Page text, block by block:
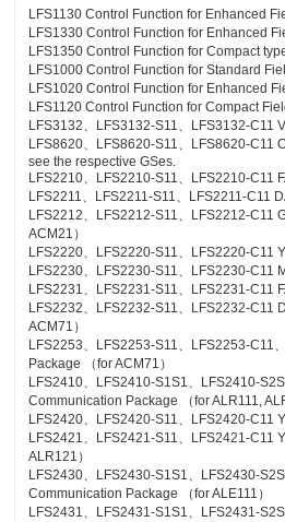
LFS1130 Control Function for Enhanced
LFS1330 Control Function for Enhanced
LFS1350 Control Function for Compact
LFS1000 Control Function for Standard
LFS1020 Control Function for Enhanced
LFS1120 Control Function for Compact
LFS3132、LFS3132-S11、LFS3132-C11
LFS8620、LFS8620-S11、LFS8620-C11
see the respective GSes.
LFS2210、LFS2210-S11、LFS2210-C11
LFS2211、LFS2211-S11、LFS2211-C11
LFS2212、LFS2212-S11、LFS2212-C11
ACM21）
LFS2220、LFS2220-S11、LFS2220-C11
LFS2230、LFS2230-S11、LFS2230-C11
LFS2231、LFS2231-S11、LFS2231-C11
LFS2232、LFS2232-S11、LFS2232-C11
ACM71）
LFS2253、LFS2253-S11、LFS2253-C11
Package （for ACM71）
LFS2410、LFS2410-S1S1、LFS2410-
Communication Package （for ALR111,
LFS2420、LFS2420-S11、LFS2420-C11
LFS2421、LFS2421-S11、LFS2421-C11
ALR121）
LFS2430、LFS2430-S1S1、LFS2430-
Communication Package （for ALE111）
LFS2431、LFS2431-S1S1、LFS2431-